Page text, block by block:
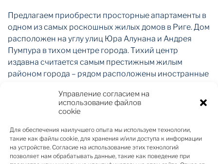
Управление согласием на
использование файлов
cookie
Для обеспечения наилучшего опыта мы используем технологии,
такие как файлы cookie, для хранения и/или доступа к информации
на устройстве. Согласие на использование этих технологий
позволяет нам обрабатывать данные, такие как поведение при
Предлагаем приобрести просторные апартаменты в
одном из самых роскошных жилых домов в Риге. Дом
расположен на углу улиц Юра Алунана и Андрея
Пумпура в тихом центре города. Тихий центр
издавна считается самым престижным жилым
районом города – рядом расположены иностранные
Югендстиле, обустроенные и озелененные парки,
финансовые учреждения, рестораны высшего
Апартаменты расположены на третьем этаже дома; в
доме встроенный лифт, полностью ренновирована
лестничная клетка, мраморная отделка. Планировка